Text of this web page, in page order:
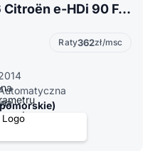
Citroen Berlingo II 1.6 Citroën e-HDi 90 FAP EGS6 Multispace
Raty362zł/msc